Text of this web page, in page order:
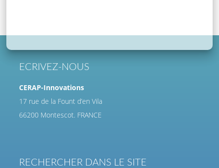
ECRIVEZ-NOUS
CERAP-Innovations
17 rue de la Fount d’en Vila
66200 Montescot. FRANCE
RECHERCHER DANS LE SITE